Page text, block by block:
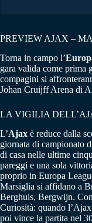
PREVIEW AJAX –
Torna in campo l’
gara valida come prima
compagini si
Johan Cruijff Arena di
LA VIGILIA
L’Ajax è reduce dalla
giornata di campionato
di casa nelle ultime
pareggi e una sola
proprio in Europa
Marsiglia si affidano a
Berghuis, Bergwijn.
Curiosità: quando
poi vince la partita nel